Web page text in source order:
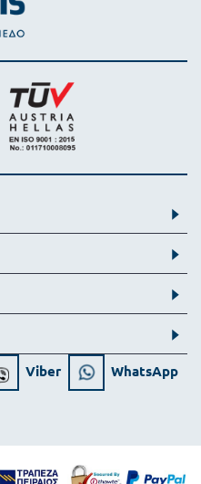
Viber WhatsApp